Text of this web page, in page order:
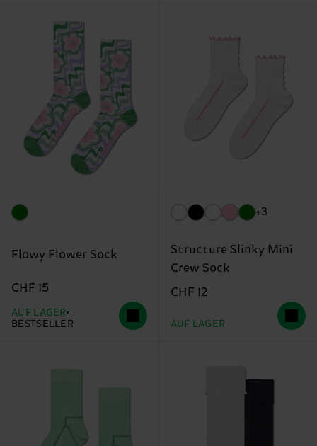
Flowy Flower Sock
CHF 15
AUF LAGER
BESTSELLER
+3
Structure Slinky Mini
Crew Sock
CHF 12
AUF LAGER